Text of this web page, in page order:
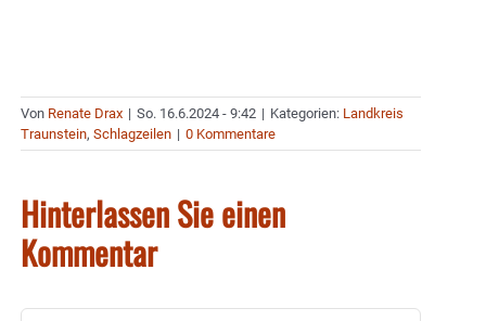
Von Renate Drax | So. 16.6.2024 - 9:42 | Kategorien: Landkreis
Traunstein, Schlagzeilen | 0 Kommentare
Hinterlassen Sie einen
Kommentar